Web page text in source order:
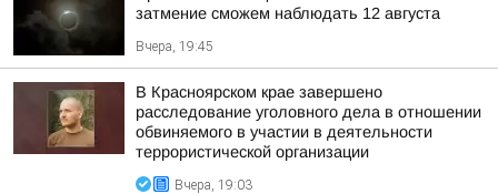
затмение сможем наблюдать 12 августа
Вчера, 19:45
В Красноярском крае завершено
расследование уголовного дела в отношении
обвиняемого в участии в деятельности
террористической организации
Вчера, 19:03